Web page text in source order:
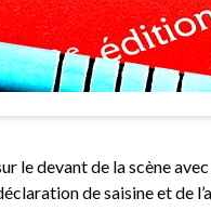
le devant de la scène
de saisine et de